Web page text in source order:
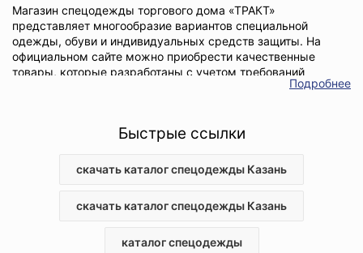
Магазин спецодежды торгового дома «ТРАКТ»
представляет многообразие вариантов специальной
одежды, обуви и индивидуальных средств защиты. На
официальном сайте можно приобрести качественные
товары, которые разработаны с учетом требований
безопасности и охраны труда. Каталог спецодежды Казань
ценами в соответствии с запросами клиентов. Для
достаточно найти подходящие артикулы и добавить их в
Подробнее
Быстрые ссылки
скачать каталог спецодежды Казань
скачать каталог спецодежды Казань
каталог спецодежды